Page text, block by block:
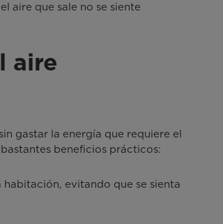
aire que sale no se siente
aire
gastar la energía que requiere el
beneficios prácticos:
evitando que se sienta